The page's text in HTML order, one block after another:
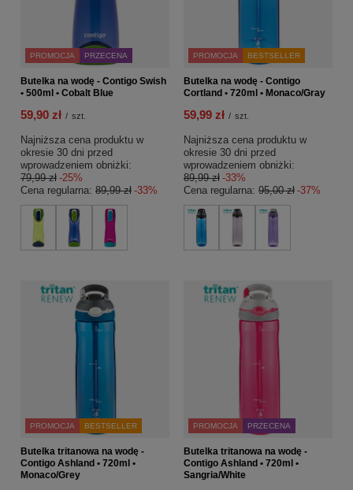
PROMOCJA PRZECENA
Butelka na wodę - Contigo Swish
• 500ml • Cobalt Blue
59,90 zł / szt.
Najniższa cena produktu w
okresie 30 dni przed
wprowadzeniem obniżki:
79,99 zł -25%
Cena regularna: 89,99 zł -33%
PROMOCJA BESTSELLER
Butelka na wodę - Contigo
Cortland • 720ml • Monaco/Gray
59,99 zł / szt.
Najniższa cena produktu w
okresie 30 dni przed
wprowadzeniem obniżki:
89,99 zł -33%
Cena regularna: 95,00 zł -37%
PROMOCJA BESTSELLER
Butelka tritanowa na wodę -
Contigo Ashland • 720ml •
Monaco/Grey
PROMOCJA PRZECENA
Butelka tritanowa na wodę -
Contigo Ashland • 720ml •
Sangria/White